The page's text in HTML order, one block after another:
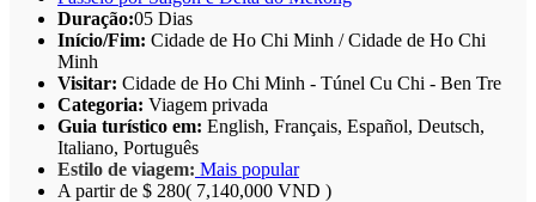
Duração:05 Dias
Início/Fim: Cidade de Ho Chi Minh / Cidade de Ho Chi
Minh
Visitar: Cidade de Ho Chi Minh - Túnel Cu Chi - Ben Tre
Categoria: Viagem privada
Guia turístico em: English, Français, Español, Deutsch,
Italiano, Português
Estilo de viagem: Mais popular
A partir de $ 280( 7,140,000 VND )